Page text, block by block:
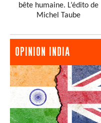
bête humaine. L’édito de
Michel Taube
OPINION INDIA